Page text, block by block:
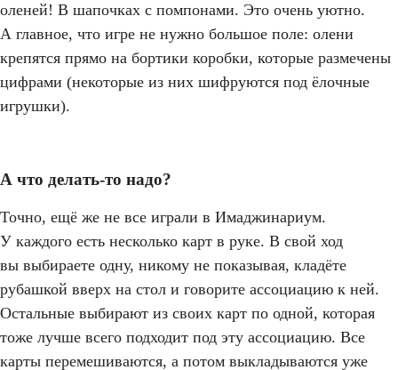
оленей! В шапочках с помпонами. Это очень уютно.
А главное, что игре не нужно большое поле: олени
крепятся прямо на бортики коробки, которые размечены
цифрами (некоторые из них шифруются под ёлочные
игрушки).
А что делать-то надо?
Точно, ещё же не все играли в Имаджинариум.
У каждого есть несколько карт в руке. В свой ход
вы выбираете одну, никому не показывая, кладёте
рубашкой вверх на стол и говорите ассоциацию к ней.
Остальные выбирают из своих карт по одной, которая
тоже лучше всего подходит под эту ассоциацию. Все
карты перемешиваются, а потом выкладываются уже